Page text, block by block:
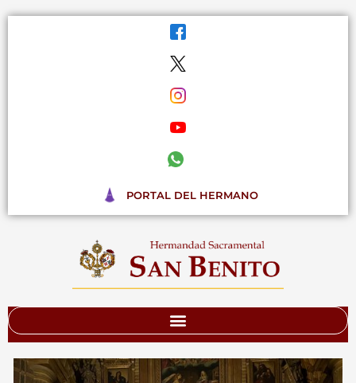
PORTAL DEL HERMANO